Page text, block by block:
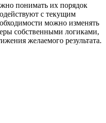
понимать их порядок
с текущим
можно изменять
собственными логиками,
желаемого результата.